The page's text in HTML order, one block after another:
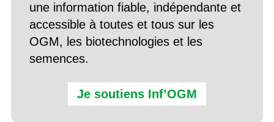
une information fiable, indépendante et
accessible à toutes et tous sur les
OGM, les biotechnologies et les
semences.
Je soutiens Inf’OGM